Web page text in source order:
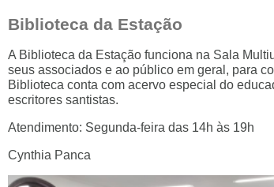
Biblioteca da Estação
A Biblioteca da Estação funciona na Sala
seus associados e ao público em geral, para
Biblioteca conta com acervo especial do
escritores santistas.
Atendimento: Segunda-feira das 14h às 19h
Cynthia Panca